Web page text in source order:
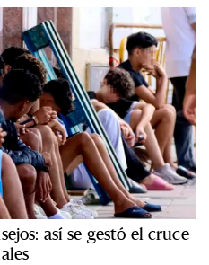
así se gestó el cruce